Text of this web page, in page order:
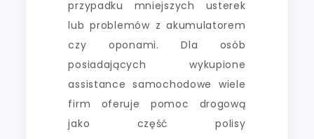
przypadku mniejszych usterek
lub problemów z akumulatorem
czy oponami. Dla osób
posiadających wykupione
assistance samochodowe wiele
firm oferuje pomoc drogową
jako część polisy